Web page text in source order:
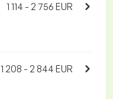
1 114 - 2 756 EUR
1 208 - 2 844 EUR